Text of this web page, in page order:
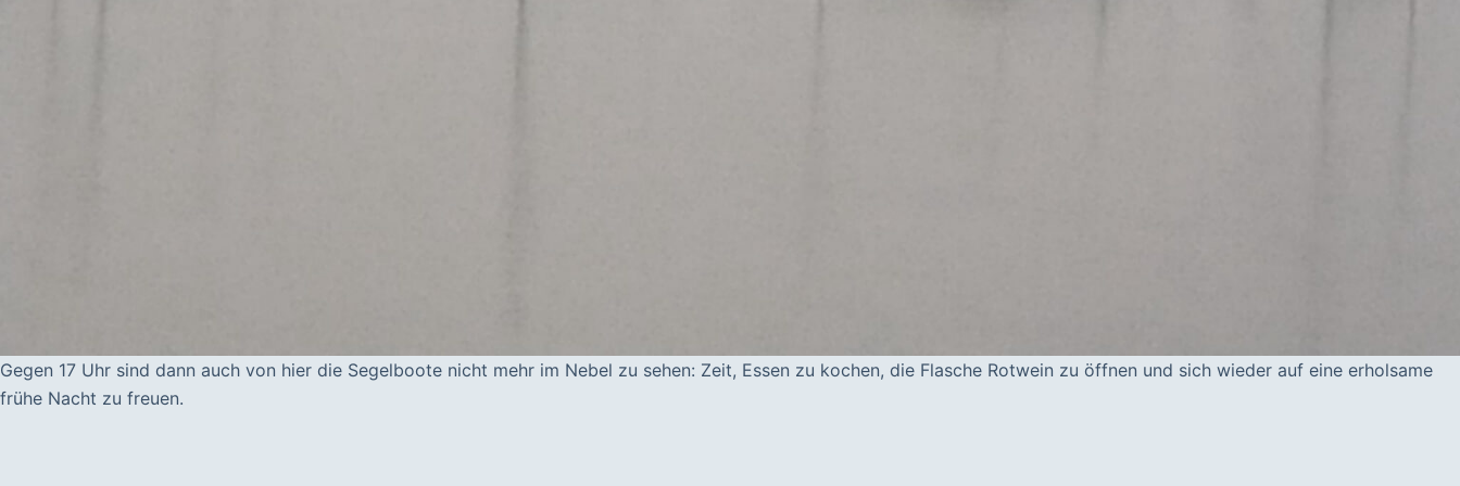
Gegen 17 Uhr sind dann auch von hier die Segelboote nicht mehr im Nebel zu sehen: Zeit, Essen zu kochen, die Flasche Rotwein zu öffnen und sich wieder auf eine erholsame
frühe Nacht zu freuen.